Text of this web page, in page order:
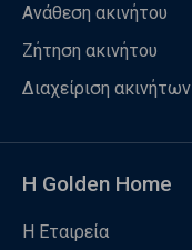
Ανάθεση ακινήτου
Ζήτηση ακινήτου
Διαχείριση
Η Golden Home
Η Εταιρεία